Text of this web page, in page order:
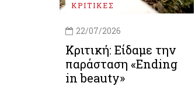
ΚΡΙΤΙΚΕΣ
22/07/2026
Κριτική: Είδαμε την
παράσταση «Ending
in beauty»